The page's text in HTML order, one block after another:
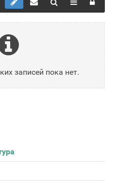
записей пока нет.